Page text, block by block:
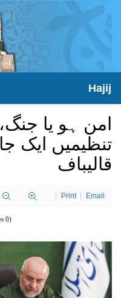
Hajij
امن ہو یا
تنظیمیں ایک
قالیباف
Print Email
(0 votes)